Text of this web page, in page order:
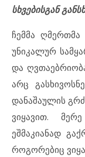
სხვებისგან
ჩემმა
უნიკალურ
და
არც
დანაშაულის
ვიყავით.
ეშმაკიანად
როგორებიც